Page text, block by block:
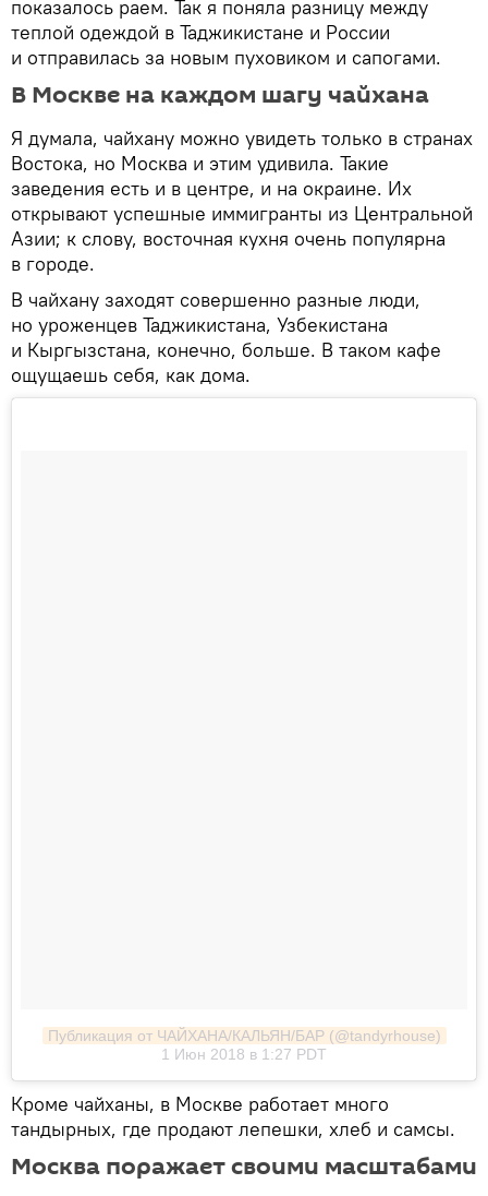
показалось раем. Так я поняла разницу между
теплой одеждой в Таджикистане и России
и отправилась за новым пуховиком и сапогами.
В Москве на каждом шагу чайхана
Я думала, чайхану можно увидеть только в странах
Востока, но Москва и этим удивила. Такие
заведения есть и в центре, и на окраине. Их
открывают успешные иммигранты из Центральной
Азии; к слову, восточная кухня очень популярна
в городе.
В чайхану заходят совершенно разные люди,
но уроженцев Таджикистана, Узбекистана
и Кыргызстана, конечно, больше. В таком кафе
ощущаешь себя, как дома.
Публикация от ЧАЙХАНА/КАЛЬЯН/БАР (@tandyrhouse)
1 Июн 2018 в 1:27 PDT
Кроме чайханы, в Москве работает много
тандырных, где продают лепешки, хлеб и самсы.
Москва поражает своими масштабами